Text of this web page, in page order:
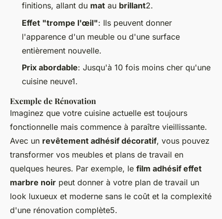
finitions, allant du mat au brillant2.
Effet "trompe l'œil": Ils peuvent donner
l'apparence d'un meuble ou d'une surface
entièrement nouvelle.
Prix abordable: Jusqu'à 10 fois moins cher qu'une
cuisine neuve1.
Exemple de Rénovation
Imaginez que votre cuisine actuelle est toujours
fonctionnelle mais commence à paraître vieillissante.
Avec un revêtement adhésif décoratif, vous pouvez
transformer vos meubles et plans de travail en
quelques heures. Par exemple, le film adhésif effet
marbre noir peut donner à votre plan de travail un
look luxueux et moderne sans le coût et la complexité
d'une rénovation complète5.